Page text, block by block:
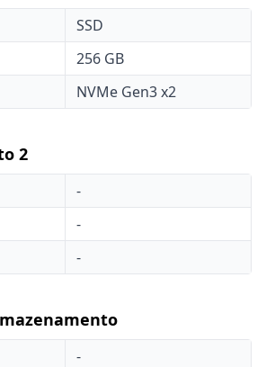
SSD
256 GB
NVMe Gen3 x2
2
-
-
-
-